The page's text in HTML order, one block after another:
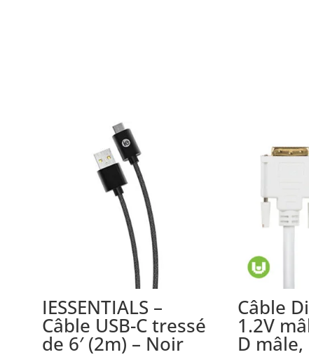
IESSENTIALS –
Câble USB-C tressé
de 6′ (2m) – Noir
Câble
1.2V
D mâle,